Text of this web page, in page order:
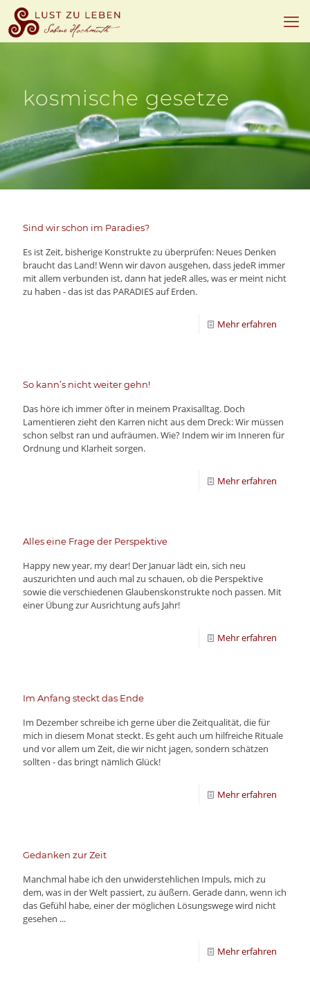
kosmische gesetze
Sind wir schon im Paradies?
Es ist Zeit, bisherige Konstrukte zu überprüfen: Neues Denken
braucht das Land! Wenn wir davon ausgehen, dass jedeR immer
mit allem verbunden ist, dann hat jedeR alles, was er meint nicht
zu haben - das ist das PARADIES auf Erden.
Mehr erfahren
So kann’s nicht weiter gehn!
Das höre ich immer öfter in meinem Praxisalltag. Doch
Lamentieren zieht den Karren nicht aus dem Dreck: Wir müssen
schon selbst ran und aufräumen. Wie? Indem wir im Inneren für
Ordnung und Klarheit sorgen.
Mehr erfahren
Alles eine Frage der Perspektive
Happy new year, my dear! Der Januar lädt ein, sich neu
auszurichten und auch mal zu schauen, ob die Perspektive
sowie die verschiedenen Glaubenskonstrukte noch passen. Mit
einer Übung zur Ausrichtung aufs Jahr!
Mehr erfahren
Im Anfang steckt das Ende
Im Dezember schreibe ich gerne über die Zeitqualität, die für
mich in diesem Monat steckt. Es geht auch um hilfreiche Rituale
und vor allem um Zeit, die wir nicht jagen, sondern schätzen
sollten - das bringt nämlich Glück!
Mehr erfahren
Gedanken zur Zeit
Manchmal habe ich den unwiderstehlichen Impuls, mich zu
dem, was in der Welt passiert, zu äußern. Gerade dann, wenn ich
das Gefühl habe, einer der möglichen Lösungswege wird nicht
gesehen ...
Mehr erfahren